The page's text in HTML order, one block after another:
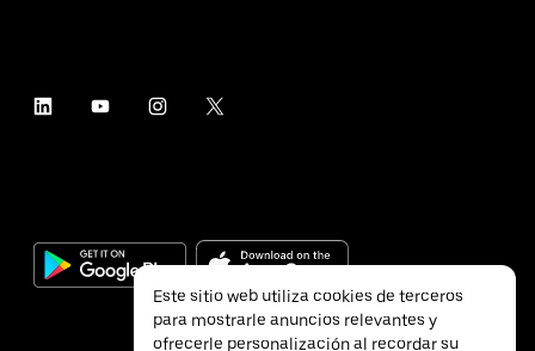
Este sitio web utiliza cookies de terceros
para mostrarle anuncios relevantes y
ofrecerle personalización al recordar su